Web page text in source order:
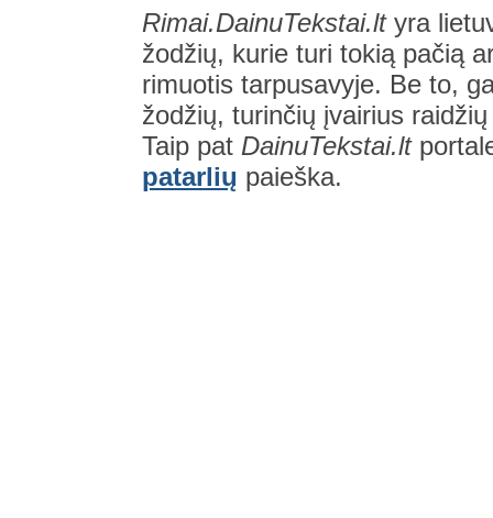
Rimai.DainuTekstai.ltyra
žodžių, kurie turi tokią pačią
rimuotis tarpusavyje. Be to,
žodžių, turinčių įvairius
Taip pat DainuTekstai.lt
patarlių paieška.